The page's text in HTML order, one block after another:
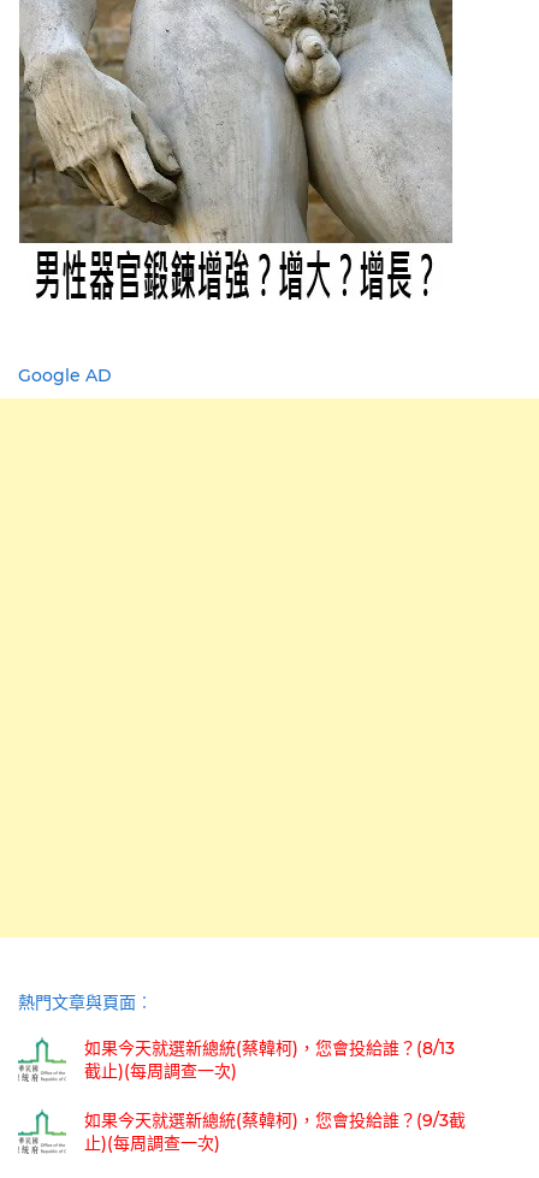
Google AD
熱門文章與頁面︰
如果今天就選新總統(蔡韓柯)，您會投給誰？(8/13
截止)(每周調查一次)
如果今天就選新總統(蔡韓柯)，您會投給誰？(9/3截
止)(每周調查一次)